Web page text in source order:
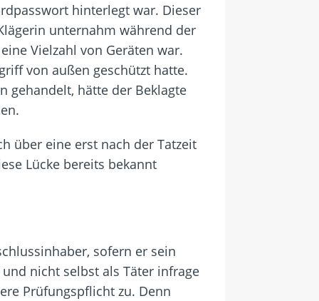
hinterlegt war. Dieser
unternahm während der
Vielzahl von Geräten war.
von außen geschützt hatte.
gehandelt, hätte der Beklagte
über eine erst nach der Tatzeit
Lücke bereits bekannt
sofern er sein
nicht selbst als Täter infrage
Prüfungspflicht zu. Denn